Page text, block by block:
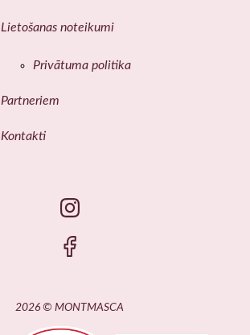
Lietošanas noteikumi
Privātuma politika
Partneriem
Kontakti
2026 © MONTMASCA